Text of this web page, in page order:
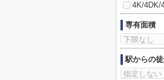
4K/4DK/
専有面積
駅からの